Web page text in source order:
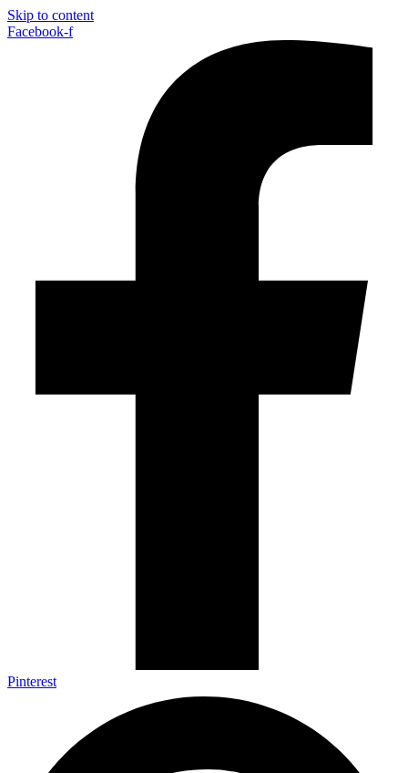
Skip to content
Facebook-f
Pinterest